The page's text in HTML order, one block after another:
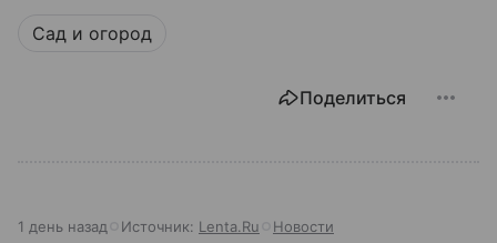
Сад и огород
Поделиться
1 день назад Источник: Lenta.Ru Новости